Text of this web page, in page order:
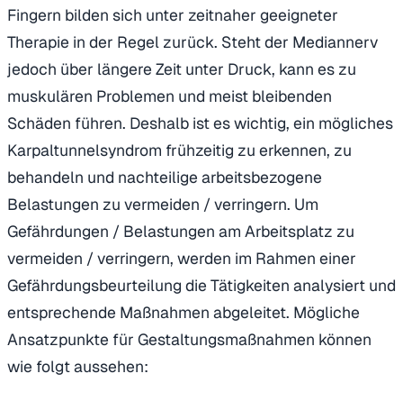
Fingern bilden sich unter zeitnaher geeigneter
Therapie in der Regel zurück. Steht der Mediannerv
jedoch über längere Zeit unter Druck, kann es zu
muskulären Problemen und meist bleibenden
Schäden führen. Deshalb ist es wichtig, ein mögliches
Karpaltunnelsyndrom frühzeitig zu erkennen, zu
behandeln und nachteilige arbeitsbezogene
Belastungen zu vermeiden / verringern. Um
Gefährdungen / Belastungen am Arbeitsplatz zu
vermeiden / verringern, werden im Rahmen einer
Gefährdungsbeurteilung die Tätigkeiten analysiert und
entsprechende Maßnahmen abgeleitet. Mögliche
Ansatzpunkte für Gestaltungsmaßnahmen können
wie folgt aussehen: